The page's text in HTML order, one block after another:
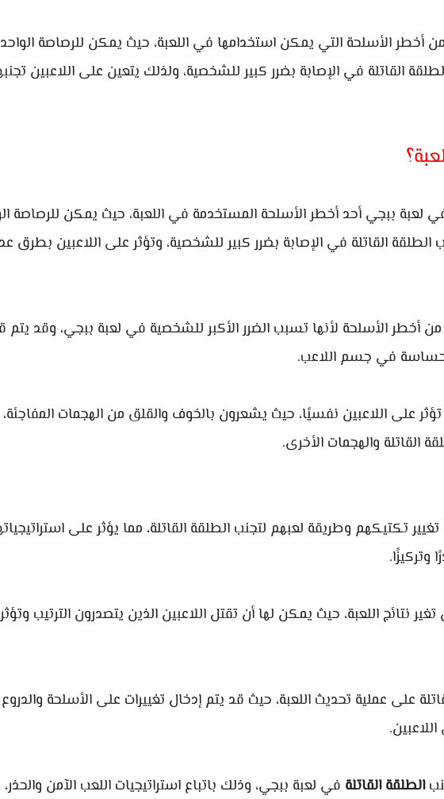
أخطر الأسلحة التي يمكن استخدامها في اللعبة، حيث يمكن للرصاصة
القاتلة في الإصابة بضرر كبير للشخصية، ولذلك يتعين على اللاعبين
لعبة ببجي أحد أخطر الأسلحة المستخدمة في اللعبة، حيث يمكن للرصاصة
الطلقة القاتلة في الإصابة بضرر كبير للشخصية، وتؤثر على اللاعبين بطرق
من أخطر الأسلحة لأنها تسبب الضرر الأكبر للشخصية في لعبة ببجي، وقد يتم
حساسة في جسم اللاعب.
على اللاعبين نفسيًا، حيث يشعرون بالخوف والقلق من الهجمات المفاجئة،
القاتلة والهجمات الأخرى.
تكتيكهم وطريقة لعبهم لتجنب الطلقة القاتلة، مما يؤثر على
نتائج اللعبة، حيث يمكن لها أن تقتل اللاعبين الذين يتصدرون الترتيب
على عملية تحديث اللعبة، حيث قد يتم إدخال تغييرات على الأسلحة والدروع
الطلقة القاتلة في لعبة ببجي، وذلك باتباع استراتيجيات اللعب الآمن والحذر،